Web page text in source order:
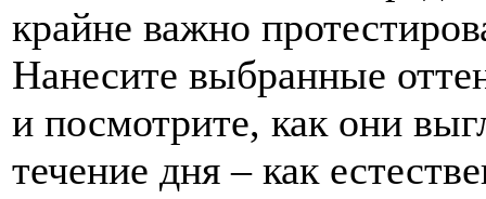
крайне важно
Нанесите выбранные
и посмотрите, как они
течение дня – как